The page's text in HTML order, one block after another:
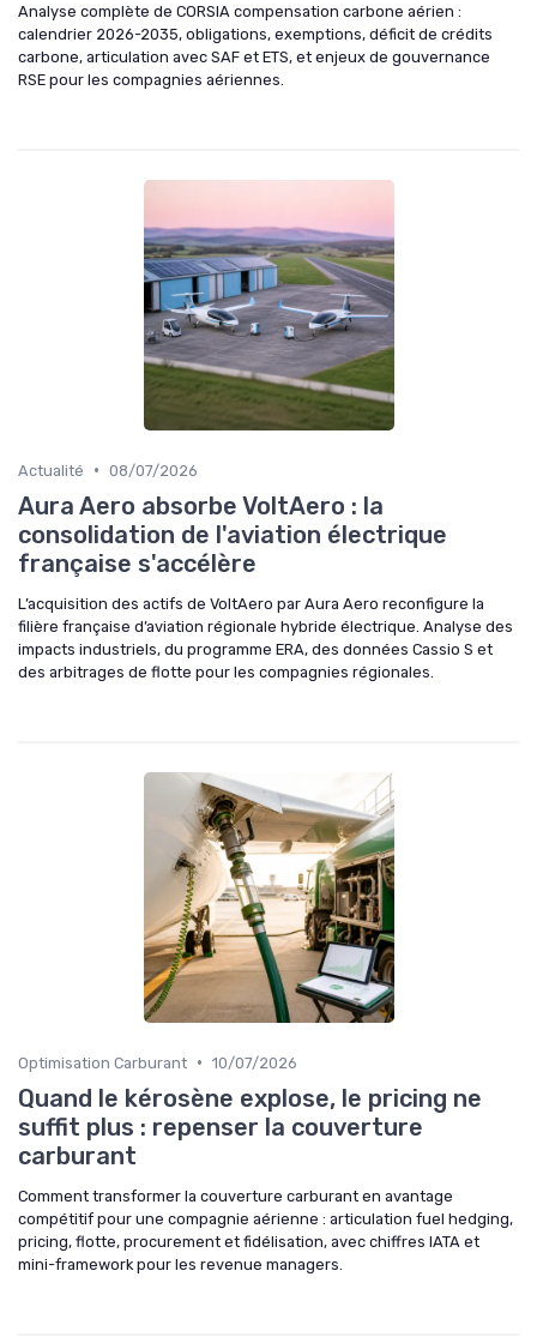
Analyse complète de CORSIA compensation carbone aérien :
calendrier 2026-2035, obligations, exemptions, déficit de crédits
carbone, articulation avec SAF et ETS, et enjeux de gouvernance
RSE pour les compagnies aériennes.
Actualité • 08/07/2026
Aura Aero absorbe VoltAero : la
consolidation de l'aviation électrique
française s'accélère
L’acquisition des actifs de VoltAero par Aura Aero reconfigure la
filière française d’aviation régionale hybride électrique. Analyse des
impacts industriels, du programme ERA, des données Cassio S et
des arbitrages de flotte pour les compagnies régionales.
Optimisation Carburant • 10/07/2026
Quand le kérosène explose, le pricing ne
suffit plus : repenser la couverture
carburant
Comment transformer la couverture carburant en avantage
compétitif pour une compagnie aérienne : articulation fuel hedging,
pricing, flotte, procurement et fidélisation, avec chiffres IATA et
mini-framework pour les revenue managers.